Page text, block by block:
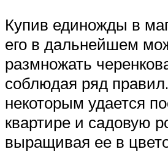
Купив единожды в
его в дальнейшем
размножать
соблюдая ряд
некоторым удается
квартире и садовую
выращивая ее в